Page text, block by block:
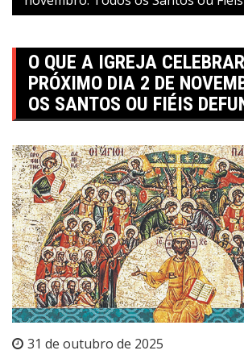
O QUE A IGREJA
PRÓXIMO DIA 2 DE
OS SANTOS OU FIÉIS
31 de outubro de 2025